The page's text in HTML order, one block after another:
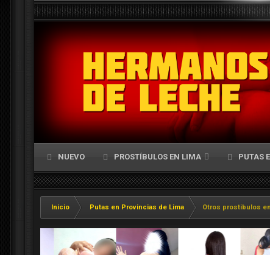
NUEVO PROSTÍBULOS EN LIMA PUTAS
Inicio Putas en Provincias de Lima Otros prostibulos